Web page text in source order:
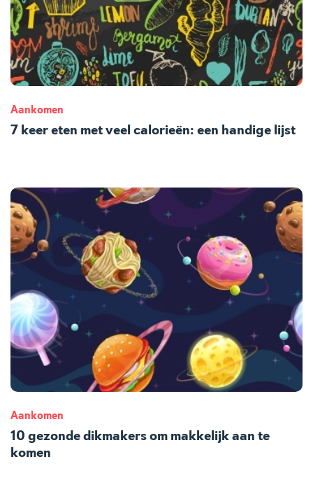
Aankomen
7 keer eten met veel calorieën: een handige lijst
Aankomen
10 gezonde dikmakers om makkelijk aan te
komen